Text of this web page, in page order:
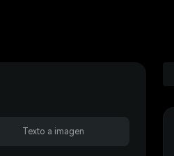
Texto a imagen